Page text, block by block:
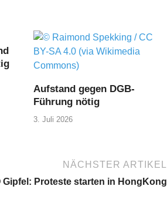
Aufstand gegen DGB-
Führung nötig
3. Juli 2026
NÄCHSTER ARTIKEL
Gipfel: Proteste starten in HongKong